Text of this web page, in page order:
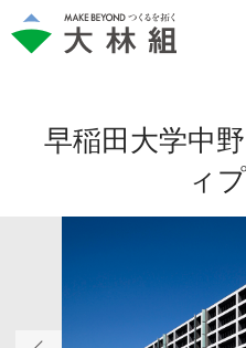
早稲田大学中
ィ